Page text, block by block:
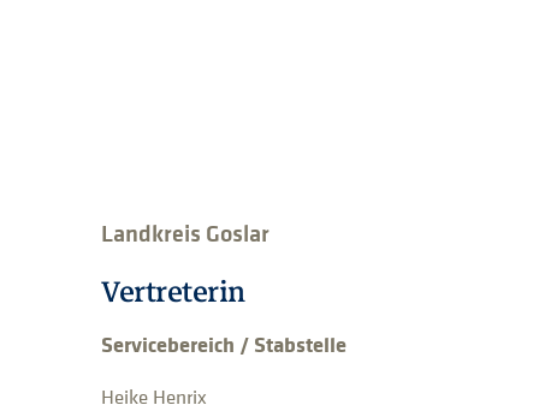
Landkreis Goslar
Vertreterin
Servicebereich / Stabstelle
Heike Henrix